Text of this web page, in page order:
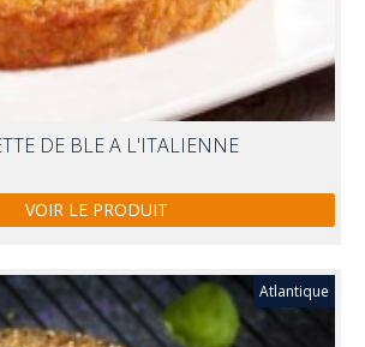
DE BLE A L'ITALIENNE
VOIR LE PRODUIT
Atlantique